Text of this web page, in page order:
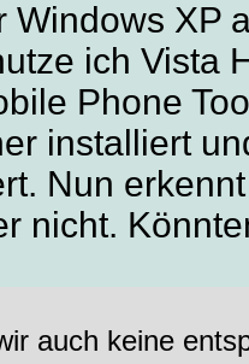
Windows XP
ich Vista
Phone
installiert
Nun
nicht.
auch keine